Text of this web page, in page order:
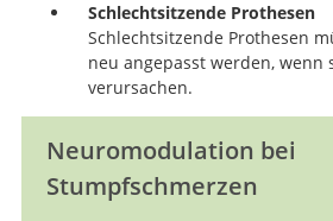
Schlechtsitzende Prothesen
Schlechtsitzende Prothesen
neu angepasst werden, wenn
verursachen.
Neuromodulation bei
Stumpfschmerzen